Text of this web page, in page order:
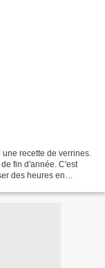
recette de verrines.
fin d'année. C'est
des heures en